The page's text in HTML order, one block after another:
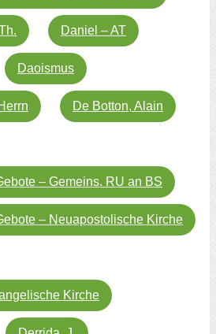
Daniel – AT
Daoismus
De Botton, Alain
– Gemeins. RU an BS
– Neuapostolische Kirche
Kirche